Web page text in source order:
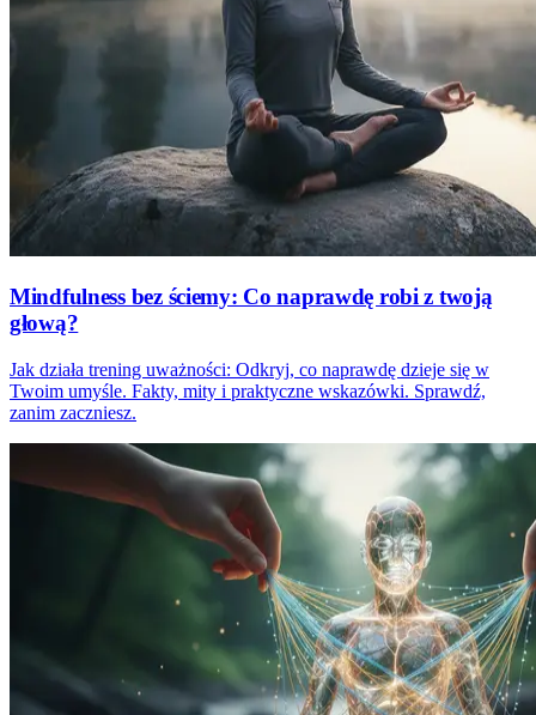
Mindfulness bez ściemy: Co naprawdę robi z twoją
głową?
Jak działa trening uważności: Odkryj, co naprawdę dzieje się w
Twoim umyśle. Fakty, mity i praktyczne wskazówki. Sprawdź,
zanim zaczniesz.